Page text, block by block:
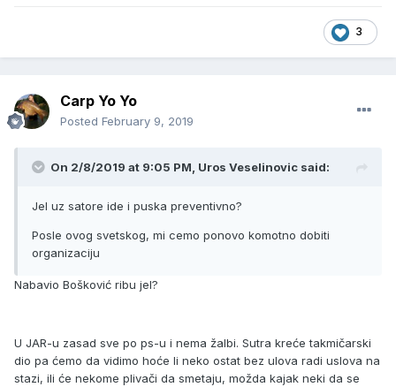
3
Carp Yo Yo
Posted February 9, 2019
On 2/8/2019 at 9:05 PM, Uros Veselinovic said:
Jel uz satore ide i puska preventivno?
Posle ovog svetskog, mi cemo ponovo komotno dobiti
organizaciju
Nabavio Bošković ribu jel?
U JAR-u zasad sve po ps-u i nema žalbi. Sutra kreće takmičarski
dio pa ćemo da vidimo hoće li neko ostat bez ulova radi uslova na
stazi, ili će nekome plivači da smetaju, možda kajak neki da se